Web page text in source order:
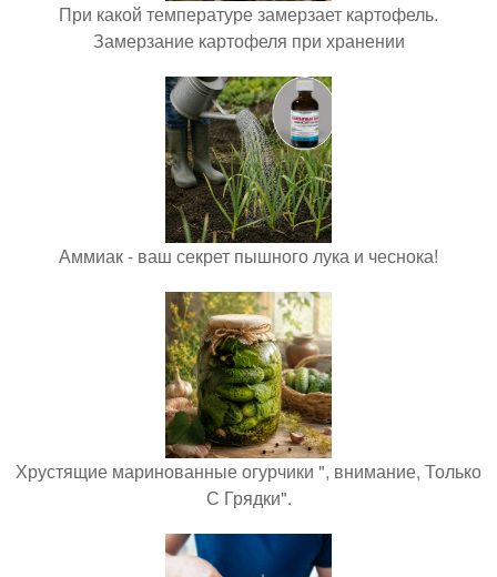
При какой температуре замерзает картофель.
Замерзание картофеля при хранении
Аммиак - ваш секрет пышного лука и чеснока!
Хрустящие маринованные огурчики ", внимание, Только
С Грядки".